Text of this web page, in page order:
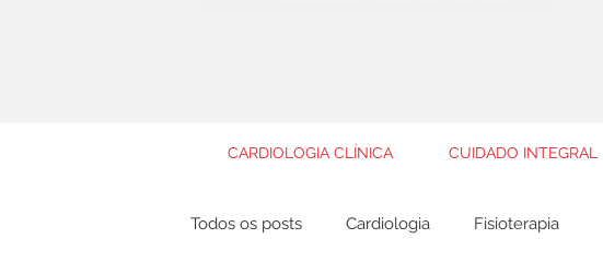
CARDIOLOGIA CLÍNICA CUIDADO INTEGRAL
Todos os posts Cardiologia Fisioterapia